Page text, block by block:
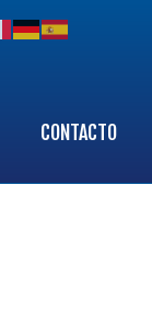
CONTACTO